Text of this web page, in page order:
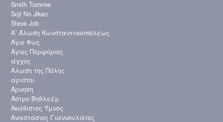
Smith Tommie
Soji No Jikan
Steve Job
Α´ Άλωση Κωνσταντινουπόλεως
Άγιο Φως
Άγιος Πορφύριος
άγχος
Άλωση της Πόλης
άριστοι
Άρνηση
Άστρο Βηθλεέμ
Ακάθιστος Ύμνος
Αναστάσιος Γιαννουλάτος